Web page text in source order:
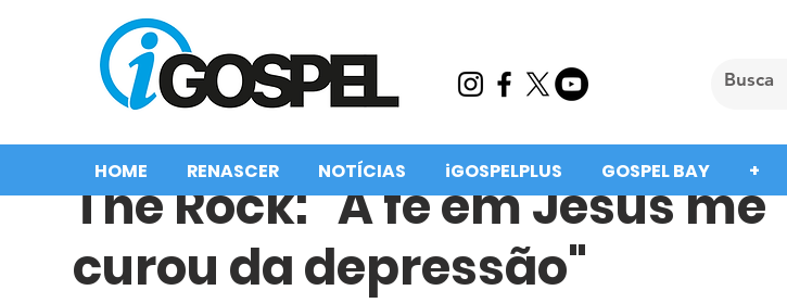
HOME RENASCER NOTÍCIAS iGOSPELPLUS GOSPEL BAY +
The Rock: "A fé em Jesus me
curou da depressão"